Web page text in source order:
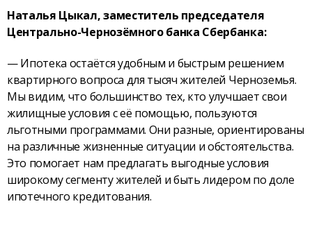
Наталья Цыкал, заместитель председателя
Центрально-Чернозёмного банка Сбербанка:
— Ипотека остаётся удобным и быстрым решением
квартирного вопроса для тысяч жителей Черноземья.
Мы видим, что большинство тех, кто улучшает свои
жилищные условия с её помощью, пользуются
льготными программами. Они разные, ориентированы
на различные жизненные ситуации и обстоятельства.
Это помогает нам предлагать выгодные условия
широкому сегменту жителей и быть лидером по доле
ипотечного кредитования.